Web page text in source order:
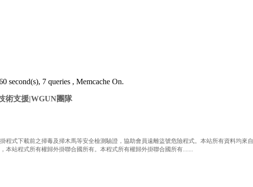
second(s), 7 queries , Memcache On.
術支援|WGUN團隊
式下載前之掃毒及掃木馬等安全檢測驗證，協助會員遠離盜號危險程式。本站所有資料均來
站程式所有權歸外掛聯合國所有。本程式所有權歸外掛聯合國所有.......